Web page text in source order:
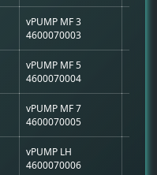
vPUMP MF 3
4600070003
vPUMP MF 5
4600070004
vPUMP MF 7
4600070005
vPUMP LH
4600070006